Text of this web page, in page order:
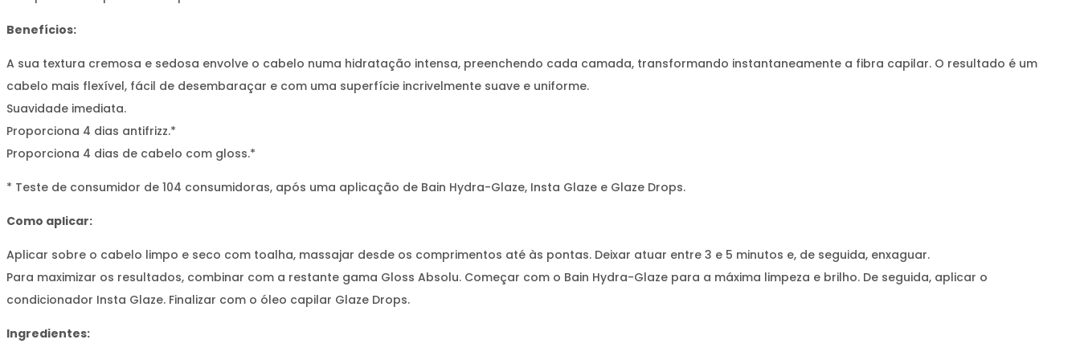
Benefícios:
A sua textura cremosa e sedosa envolve o cabelo numa hidratação intensa, preenchendo cada camada, transformando instantaneamente a fibra capilar. O resultado é um
cabelo mais flexível, fácil de desembaraçar e com uma superfície incrivelmente suave e uniforme.
Suavidade imediata.
Proporciona 4 dias antifrizz.*
Proporciona 4 dias de cabelo com gloss.*
* Teste de consumidor de 104 consumidoras, após uma aplicação de Bain Hydra-Glaze, Insta Glaze e Glaze Drops.
Como aplicar:
Aplicar sobre o cabelo limpo e seco com toalha, massajar desde os comprimentos até às pontas. Deixar atuar entre 3 e 5 minutos e, de seguida, enxaguar.
Para maximizar os resultados, combinar com a restante gama Gloss Absolu. Começar com o Bain Hydra-Glaze para a máxima limpeza e brilho. De seguida, aplicar o
condicionador Insta Glaze. Finalizar com o óleo capilar Glaze Drops.
Ingredientes: